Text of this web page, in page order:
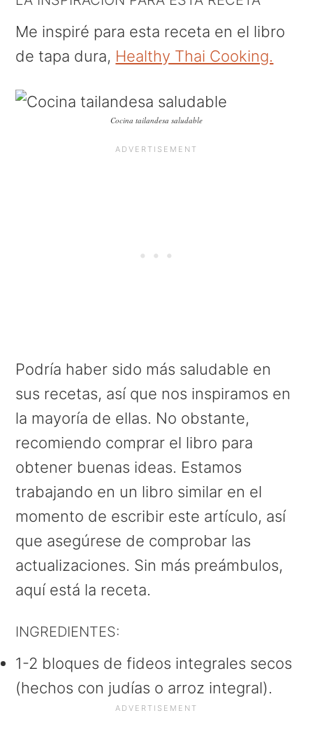
Me inspiré para esta receta en el libro
de tapa dura, Healthy Thai Cooking.
Cocina tailandesa saludable
Podría haber sido más saludable en
sus recetas, así que nos inspiramos en
la mayoría de ellas. No obstante,
recomiendo comprar el libro para
obtener buenas ideas. Estamos
trabajando en un libro similar en el
momento de escribir este artículo, así
que asegúrese de comprobar las
actualizaciones. Sin más preámbulos,
aquí está la receta.
INGREDIENTES:
1-2 bloques de fideos integrales secos
(hechos con judías o arroz integral).